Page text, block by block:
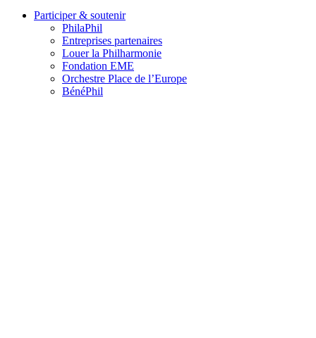
Participer & soutenir
PhilaPhil
Entreprises partenaires
Louer la Philharmonie
Fondation EME
Orchestre Place de l’Europe
BénéPhil